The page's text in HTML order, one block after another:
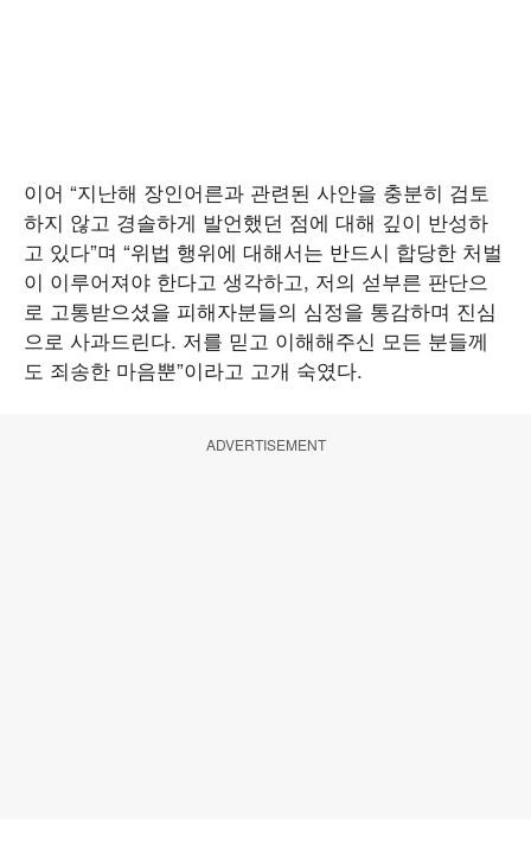
이어 “지난해 장인어른과 관련된 사안을 충분히 검토
하지 않고 경솔하게 발언했던 점에 대해 깊이 반성하
고 있다”며 “위법 행위에 대해서는 반드시 합당한 처벌
이 이루어져야 한다고 생각하고, 저의 섣부른 판단으
로 고통받으셨을 피해자분들의 심정을 통감하며 진심
으로 사과드린다. 저를 믿고 이해해주신 모든 분들께
도 죄송한 마음뿐”이라고 고개 숙였다.
ADVERTISEMENT